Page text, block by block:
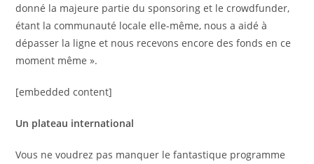
donné la majeure partie du sponsoring et le crowdfunder,
étant la communauté locale elle-même, nous a aidé à
dépasser la ligne et nous recevons encore des fonds en ce
moment même ».
[embedded content]
Un plateau international
Vous ne voudrez pas manquer le fantastique programme